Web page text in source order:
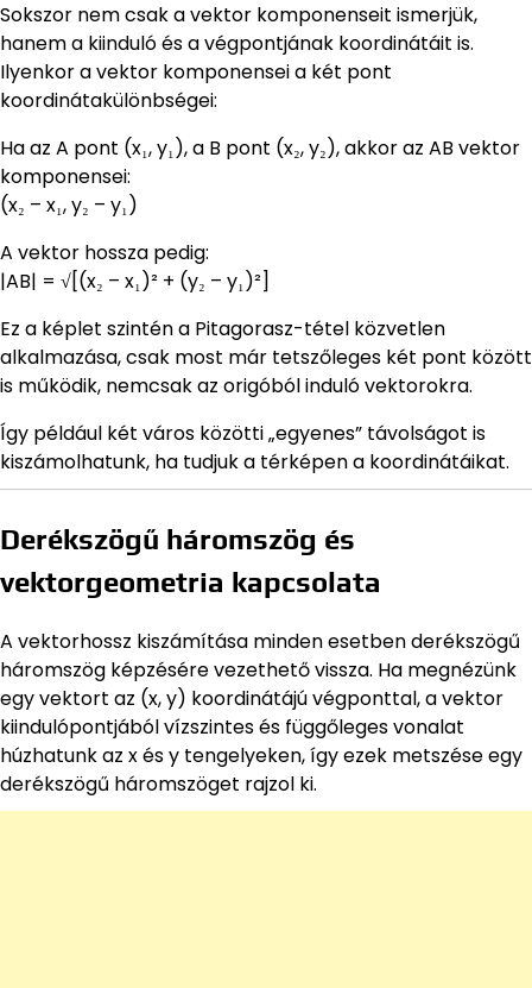
Sokszor nem csak a vektor komponenseit ismerjük,
hanem a kiinduló és a végpontjának koordinátáit is.
Ilyenkor a vektor komponensei a két pont
koordinátakülönbségei:
Ha az A pont (x₁, y₁), a B pont (x₂, y₂), akkor az AB vektor
komponensei:
(x₂ – x₁, y₂ – y₁)
A vektor hossza pedig:
|AB| = √[(x₂ – x₁)² + (y₂ – y₁)²]
Ez a képlet szintén a Pitagorasz-tétel közvetlen
alkalmazása, csak most már tetszőleges két pont között
is működik, nemcsak az origóból induló vektorokra.
Így például két város közötti „egyenes” távolságot is
kiszámolhatunk, ha tudjuk a térképen a koordinátáikat.
Derékszögű háromszög és
vektorgeometria kapcsolata
A vektorhossz kiszámítása minden esetben derékszögű
háromszög képzésére vezethető vissza. Ha megnézünk
egy vektort az (x, y) koordinátájú végponttal, a vektor
kiindulópontjából vízszintes és függőleges vonalat
húzhatunk az x és y tengelyeken, így ezek metszése egy
derékszögű háromszöget rajzol ki.